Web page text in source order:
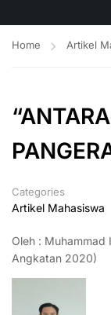
Home Artikel
Categories
Artikel Mahasiswa
Oleh : Muhammad
Angkatan 2020)